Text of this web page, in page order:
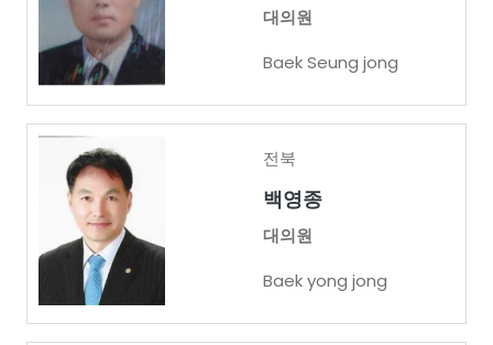
대의원
Baek Seung jong
전북
백영종
대의원
Baek yong jong